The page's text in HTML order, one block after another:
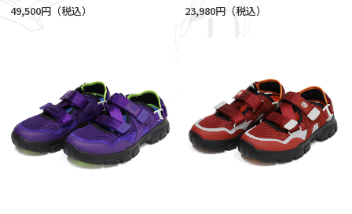
49,500円 23,980円